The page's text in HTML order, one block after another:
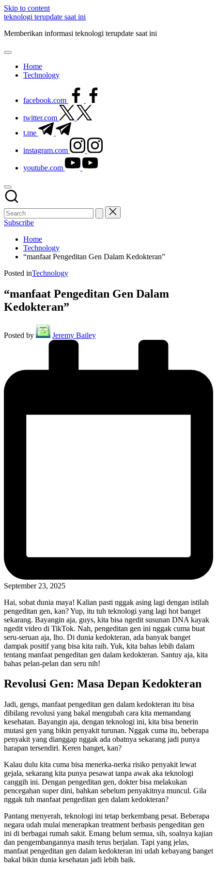
Skip to content
teknologi terupdate saat ini
Memberikan informasi teknologi terupdate saat ini
Home
Technology
facebook.com
twitter.com
t.me
instagram.com
youtube.com
Subscribe
Home
Technology
“manfaat Pengeditan Gen Dalam Kedokteran”
Posted inTechnology
“manfaat Pengeditan Gen Dalam
Kedokteran”
Posted by Jeremy Bailey
September 23, 2025
Hai, sobat dunia maya! Kalian pasti nggak asing lagi dengan istilah
pengeditan gen, kan? Yup, itu tuh teknologi yang lagi hot banget
sekarang. Bayangin aja, guys, kita bisa ngedit susunan DNA kayak
ngedit video di TikTok. Nah, pengeditan gen ini nggak cuma buat
seru-seruan aja, lho. Di dunia kedokteran, ada banyak banget
dampak positif yang bisa kita raih. Yuk, kita bahas lebih dalam
tentang manfaat pengeditan gen dalam kedokteran. Santuy aja, kita
bahas pelan-pelan dan seru nih!
Revolusi Gen: Masa Depan Kedokteran
Jadi, gengs, manfaat pengeditan gen dalam kedokteran itu bisa
dibilang revolusi yang bakal mengubah cara kita memandang
kesehatan. Bayangin aja, dengan teknologi ini, kita bisa benerin
mutasi gen yang bikin penyakit turunan. Nggak cuma itu, beberapa
penyakit yang dianggap nggak ada obatnya sekarang jadi punya
harapan tersendiri. Keren banget, kan?
Kalau dulu kita cuma bisa menerka-nerka risiko penyakit lewat
gejala, sekarang kita punya pesawat tanpa awak aka teknologi
canggih ini. Dengan pengeditan gen, dokter bisa melakukan
pencegahan super dini, bahkan sebelum penyakitnya muncul. Gila
nggak tuh manfaat pengeditan gen dalam kedokteran?
Pantang menyerah, teknologi ini tetap berkembang pesat. Beberapa
negara udah mulai menerapkan treatment berbasis pengeditan gen
ini di berbagai rumah sakit. Emang belum semua, sih, soalnya kajian
dan pengembangannya masih terus berjalan. Tapi yang jelas,
manfaat pengeditan gen dalam kedokteran ini udah kebayang banget
bakal bikin dunia kesehatan jadi lebih baik.